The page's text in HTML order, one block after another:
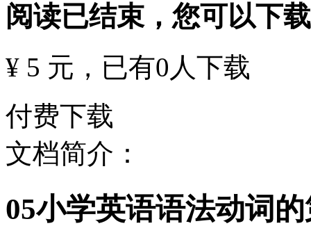
阅读已结束，您可以下
¥ 5 元 ，已有0 人下载
付费下载
文档简介：
05小学英语语法动词